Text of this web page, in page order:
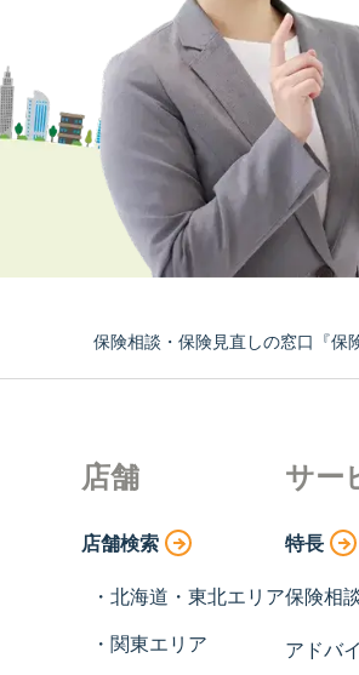
保険相談・保険見直しの窓口『保
店舗
店舗検索
北海道・東北エリア
関東エリア
サー
特長
保険相
アドバ